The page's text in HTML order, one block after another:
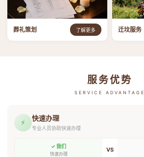
葬礼策划 了解更多 迁坟服务
服务优势
SERVICE ADVANTAGE
⚡ 快速办理
专业人员协助快速办理
✓ 我们
快速办理
VS